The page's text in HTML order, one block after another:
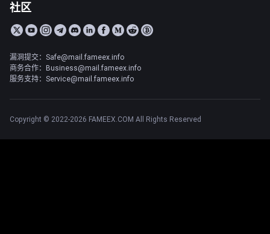
社区
漏洞提交：Safe@mail.fameex.info
商务合作：Business@mail.fameex.info
服务支持：Service@mail.fameex.info
Copyright © 2022-2026 FAMEEX.COM All Rights Reserved